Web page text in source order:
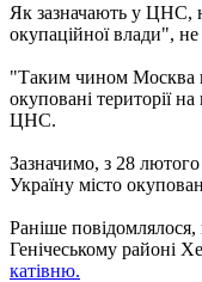
Як зазначають у ЦНС,
окупаційної влади",
"Таким чином Москва
окуповані території
ЦНС.
Зазначимо, з 28 лютого
Україну місто
Раніше повідомлялося,
Генічеському районі
катівню.